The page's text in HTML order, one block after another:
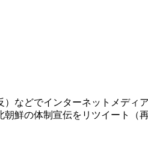
などでインターネットメディ
鮮の体制宣伝をリツイート（